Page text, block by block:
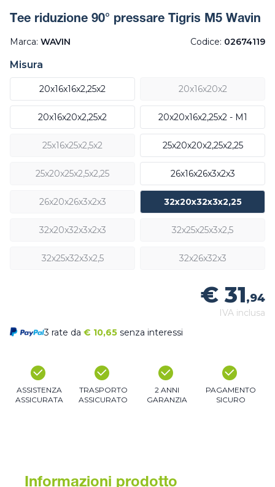
Tee riduzione 90° pressare Tigris M5 Wavin
Marca: WAVIN Codice: 02674119
Misura
20x16x16x2,25x2 20x16x20x2
20x16x20x2,25x2 20x20x16x2,25x2 - M1
25x16x25x2,5x2 25x20x20x2,25x2,25
25x20x25x2,5x2,25 26x16x26x3x2x3
26x20x26x3x2x3 32x20x32x3x2,25
32x20x32x3x2x3 32x25x25x3x2,5
32x25x32x3x2,5 32x26x32x3
€ 31,94
IVA inclusa
3 rate da € 10,65 senza interessi
ASSISTENZA
ASSICURATA
TRASPORTO
ASSICURATO
2 ANNI
GARANZIA
PAGAMENTO
SICURO
Informazioni prodotto